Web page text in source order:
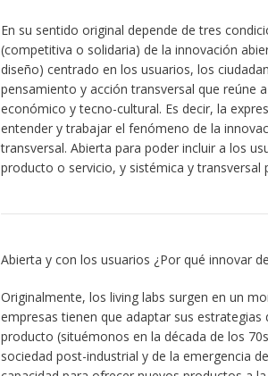
En su sentido original depende de tres
(competitiva o solidaria) de la innovación
diseño) centrado en los usuarios, los
pensamiento y acción transversal que reúne
económico y tecno-cultural. Es decir, la
entender y trabajar el fenómeno de la
transversal. Abierta para poder incluir a los
producto o servicio, y sistémica y
Abierta y con los usuarios ¿Por qué innovar
Originalmente, los living labs surgen en un
empresas tienen que adaptar sus
producto (situémonos en la década de los
sociedad post-industrial y de la emergencia